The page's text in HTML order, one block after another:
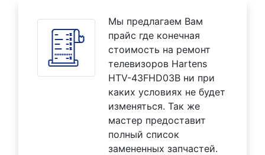
Мы предлагаем Вам
прайс где конечная
стоимость на ремонт
телевизоров Hartens
HTV-43FHD03B ни при
каких условиях не будет
изменяться. Так же
мастер предоставит
полный список
замененных запчастей.